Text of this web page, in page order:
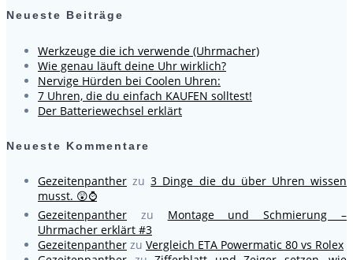
Neueste Beiträge
Werkzeuge die ich verwende (Uhrmacher)
Wie genau läuft deine Uhr wirklich?
Nervige Hürden bei Coolen Uhren:
7 Uhren, die du einfach KAUFEN solltest!
Der Batteriewechsel erklärt
Neueste Kommentare
Gezeitenpanther zu3 Dinge die du über Uhren wissen
musst. 😲⌚
Gezeitenpanther zu Montage und Schmierung –
Uhrmacher erklärt #3
Gezeitenpanther zu Vergleich ETA Powermatic 80 vs Rolex